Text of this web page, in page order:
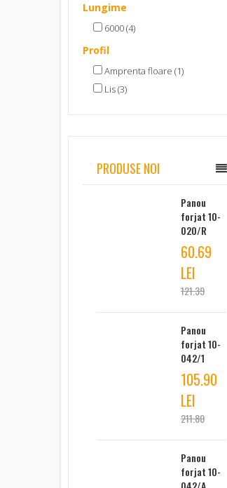
Lungime
6000 (4)
Profil
Amprenta floare (1)
Lis (3)
PRODUSE NOI
Panou
forjat 10-
020/R
60.69
LEI
121.39
Panou
forjat 10-
042/1
105.90
LEI
211.80
Panou
forjat 10-